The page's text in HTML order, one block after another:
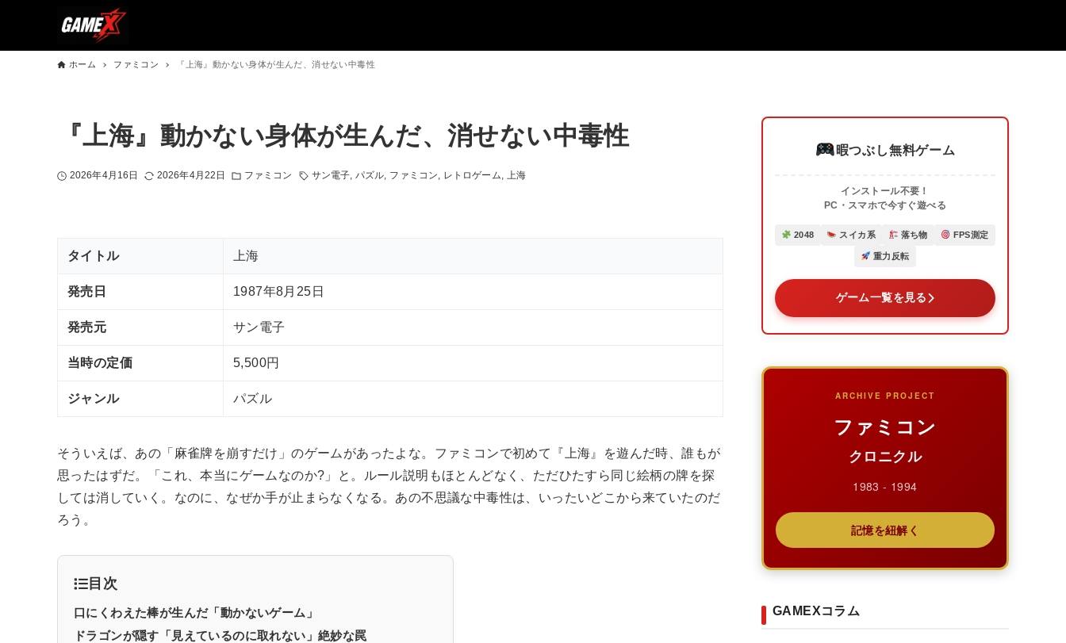
ホーム ファミコン 『上海』動かない身体が生んだ、消せない中毒性
『上海』動かない身体が生んだ、消せない中毒性
2026年4月16日 2026年4月22日 ファミコン サン電子 パズル ファミコン レトロゲーム 上海
タイトル 上海
発売日 1987年8月25日
発売元 サン電子
当時の定価 5,500円
ジャンル パズル
そういえば、あの「麻雀牌を崩すだけ」のゲームがあったよな。ファミコンで初めて『上海』を遊んだ時、誰もが
思ったはずだ。「これ、本当にゲームなのか?」と。ルール説明もほとんどなく、ただひたすら同じ絵柄の牌を探
しては消していく。なのに、なぜか手が止まらなくなる。あの不思議な中毒性は、いったいどこから来ていたのだ
ろう。
目次
口にくわえた棒が生んだ「動かないゲーム」
ドラゴンが隠す「見えているのに取れない」絶妙な罠
暇つぶし無料ゲーム
インストール不要！
PC・スマホで今すぐ遊べる
2048 スイカ系 落ち物 FPS測定
重力反転
ゲーム一覧を見る
ARCHIVE PROJECT
ファミコン
クロニクル
1983 - 1994
記憶を紐解く
GAMEXコラム